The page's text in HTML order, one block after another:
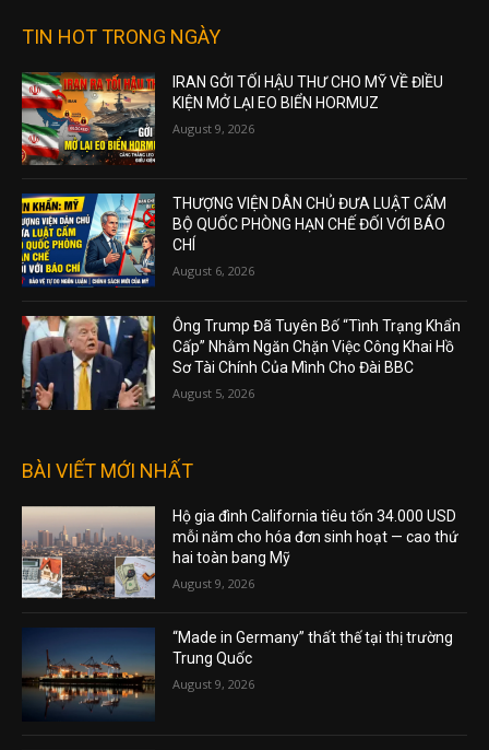
TIN HOT TRONG NGÀY
IRAN GỞI TỐI HẬU THƯ CHO MỸ VỀ ĐIỀU
KIỆN MỞ LẠI EO BIỂN HORMUZ
August 9, 2026
THƯỢNG VIỆN DÂN CHỦ ĐƯA LUẬT CẤM
BỘ QUỐC PHÒNG HẠN CHẾ ĐỐI VỚI BÁO
CHÍ
August 6, 2026
Ông Trump Đã Tuyên Bố “Tình Trạng Khẩn
Cấp” Nhằm Ngăn Chặn Việc Công Khai Hồ
Sơ Tài Chính Của Mình Cho Đài BBC
August 5, 2026
BÀI VIẾT MỚI NHẤT
Hộ gia đình California tiêu tốn 34.000 USD
mỗi năm cho hóa đơn sinh hoạt — cao thứ
hai toàn bang Mỹ
August 9, 2026
“Made in Germany” thất thế tại thị trường
Trung Quốc
August 9, 2026